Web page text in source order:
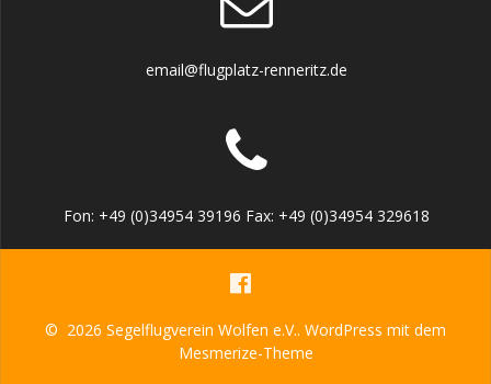
email@flugplatz-renneritz.de
Fon: +49 (0)34954 39196 Fax: +49 (0)34954 329618
© 2026 Segelflugverein Wolfen e.V.. WordPress mit dem
Mesmerize-Theme